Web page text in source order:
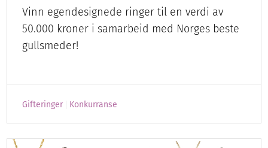
Vinn egendesignede ringer til en verdi av
50.000 kroner i samarbeid med Norges beste
gullsmeder!
Gifteringer Konkurranse